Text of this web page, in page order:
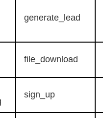
generate_lead
file_download
sign_up